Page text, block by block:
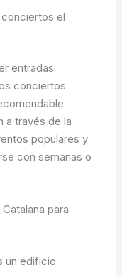
el
entradas
conciertos
a través de la
populares y
con semanas o
para
un edificio